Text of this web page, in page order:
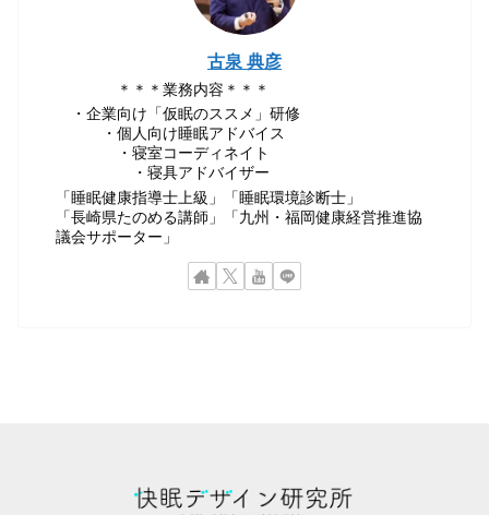
古泉 典彦
＊＊＊業務内容＊＊＊
・企業向け「仮眠のススメ」研修
・個人向け睡眠アドバイス
・寝室コーディネイト
・寝具アドバイザー
「睡眠健康指導士上級」「睡眠環境診断士」
「長崎県たのめる講師」「九州・福岡健康経営推進協
議会サポーター」